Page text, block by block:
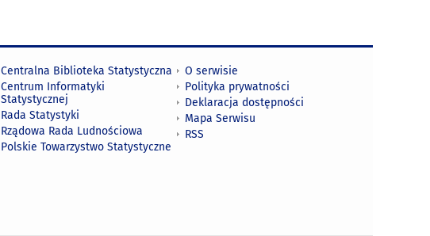
Centralna Biblioteka Statystyczna
Centrum Informatyki
Statystycznej
Rada Statystyki
Rządowa Rada Ludnościowa
Polskie Towarzystwo Statystyczne
O serwisie
Polityka prywatności
Deklaracja dostępności
Mapa Serwisu
RSS